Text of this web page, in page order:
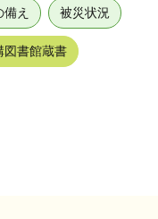
え 被災状況
図書館蔵書